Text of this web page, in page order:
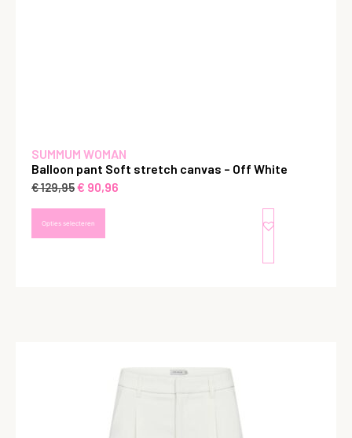
SUMMUM WOMAN
Balloon pant Soft stretch canvas – Off White
€129,95€ 90,96
Opties selecteren